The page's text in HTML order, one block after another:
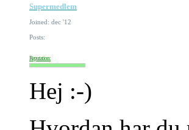
Supermedlem
Joined: dec '12
Posts:
Reputation:
Hej :-)